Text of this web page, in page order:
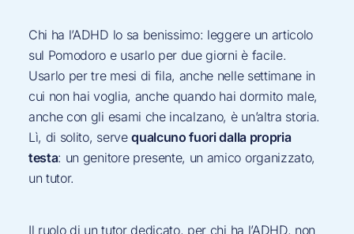
Chi ha l’ADHD lo sa benissimo: leggere un articolo
sul Pomodoro e usarlo per due giorni è facile.
Usarlo per tre mesi di fila, anche nelle settimane in
cui non hai voglia, anche quando hai dormito male,
anche con gli esami che incalzano, è un’altra storia.
Lì, di solito, servequalcuno fuori dalla propria
testa: un genitore presente, un amico organizzato,
un tutor.
Il ruolo di un tutor dedicato, per chi ha l’ADHD, non